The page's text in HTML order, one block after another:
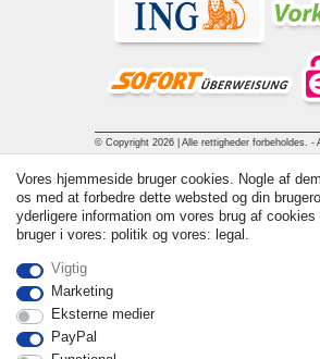
© Copyright 2026 | Alle rettigheder forbeholdes. -
| * Applies to deliveries to the UK!
Vores hjemmeside bruger cookies. Nogle af
os med at forbedre dette websted og din
yderligere information om vores brug af
bruger i vores: politik og vores: legal.
Vigtig
Marketing
Eksterne medier
PayPal
Withdraw from contract here